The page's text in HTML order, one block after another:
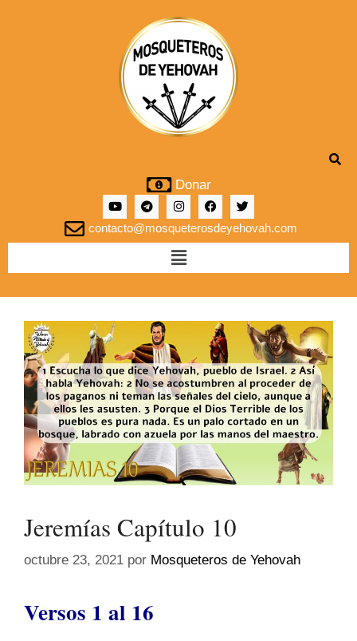
Donar
contacto@mosqueterosdeyehovah.com
Jeremías Capítulo 10
octubre 23, 2021 por Mosqueteros de Yehovah
Versos 1 al 16